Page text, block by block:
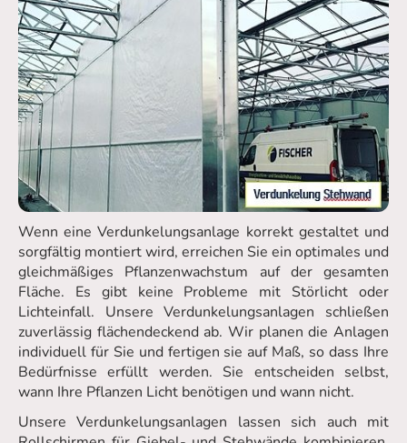
Wenn eine Verdunkelungsanlage korrekt gestaltet und
sorgfältig montiert wird, erreichen Sie ein optimales und
gleichmäßiges Pflanzenwachstum auf der gesamten
Fläche. Es gibt keine Probleme mit Störlicht oder
Lichteinfall. Unsere Verdunkelungsanlagen schließen
zuverlässig flächendeckend ab. Wir planen die Anlagen
individuell für Sie und fertigen sie auf Maß, so dass Ihre
Bedürfnisse erfüllt werden. Sie entscheiden selbst,
wann Ihre Pflanzen Licht benötigen und wann nicht.
Unsere Verdunkelungsanlagen lassen sich auch mit